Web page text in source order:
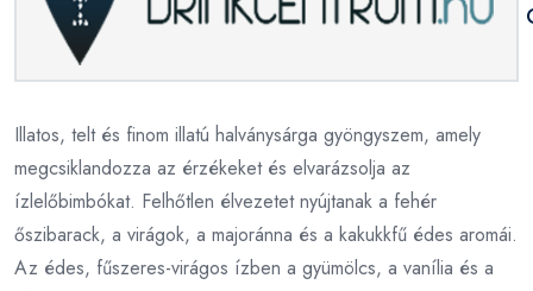
Illatos, telt és finom illatú halványsárga gyöngyszem, amely
megcsiklandozza az érzékeket és elvarázsolja az
ízlelőbimbókat. Felhőtlen élvezetet nyújtanak a fehér
őszibarack, a virágok, a majoránna és a kakukkfű édes aromái.
Az édes, fűszeres-virágos ízben a gyümölcs, a vanília és a